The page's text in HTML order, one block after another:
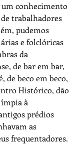
conhecimento
trabalhadores
pudemos
e folclóricas
da
de bar em bar,
de beco em beco,
Histórico, dão
à
prédios
as
frequentadores.